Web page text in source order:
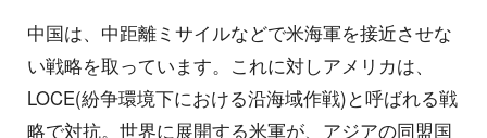
中国は、中距離ミサイルなどで米海軍を接近させな
い戦略を取っています。これに対しアメリカは、
LOCE(紛争環境下における沿海域作戦)と呼ばれる戦
略で対抗。世界に展開する米軍が、アジアの同盟国